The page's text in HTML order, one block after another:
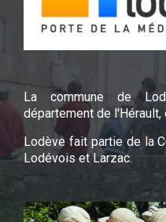
La commune de
département de l'Hérault,
Lodève fait partie de la
Lodévois et Larzac.